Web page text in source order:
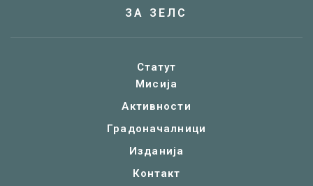
ЗА ЗЕЛС
Статут
Мисија
Активности
Градоначалници
Изданија
Контакт